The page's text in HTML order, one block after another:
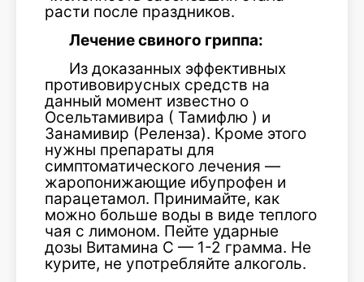
расти после праздников.
Лечение свиного гриппа:
Из доказанных эффективных
противовирусных средств на
данный момент известно о
Осельтамивира ( Тамифлю ) и
Занамивир (Реленза). Кроме этого
нужны препараты для
симптоматического лечения —
жаропонижающие ибупрофен и
парацетамол. Принимайте, как
можно больше воды в виде теплого
чая с лимоном. Пейте ударные
дозы Витамина С — 1-2 грамма. Не
курите, не употребляйте алкоголь.